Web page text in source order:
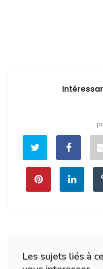
Les sujets liés à